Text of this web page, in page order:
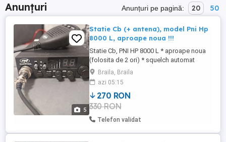
Anunțuri Anunțuri pe pagină: 20 50
5
Statie Cb (+ antena), model Pni Hp
8000 L, aproape noua !!!
Statie Cb, PNI HP 8000 L * aproape noua
(folosita de 2 ori) * squelch automat
(buton pe microfon) * una din cele mai
silentioase (fara interferente) si precise
statii cb (pentru cunoscatori) * vine
impreuna cu antena dedicata (cu talpa
magnetica) * Nu trimit in tara prin curier !!!
* Rog si ofer seriozitate ...
Braila, Braila
azi 05:15
270 RON
330 RON
Telefon validat